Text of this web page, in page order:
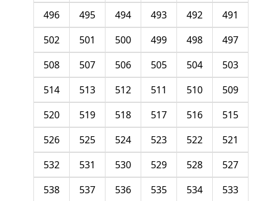
491
492
493
494
495
496
497
498
499
500
501
502
503
504
505
506
507
508
509
510
511
512
513
514
515
516
517
518
519
520
521
522
523
524
525
526
527
528
529
530
531
532
533
534
535
536
537
538